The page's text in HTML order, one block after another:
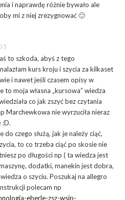
i naprawdę różnie bywało ale
mi z niej zrezygnować 🙂
to szkoda, abyś z tego
kurs kroju i szycia za kilkaset
i nawet jeśli czasem opisy w
to moja własna „kursowa” wiedza
co jak zszyć bez czytania
Marchewkowa nie wyrzuciła nieraz
:D.
czego służą, jak je należy ciąć,
to co trzeba ciąć po skosie nie
po długości np ( ta wiedza jest
dodatki, manekin jest dobra,
o szyciu. Poszukaj na allegro
polecam np
eberle-zsz-wsip-